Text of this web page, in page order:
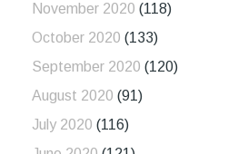
November 2020 (118)
October 2020 (133)
September 2020 (120)
August 2020 (91)
July 2020 (116)